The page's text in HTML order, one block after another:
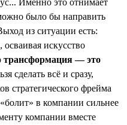
было бы направить
из ситуации есть:
искусство
трансформация — это
сделать всё и сразу,
стратегического фрейма
в компании сильнее
компании вместе